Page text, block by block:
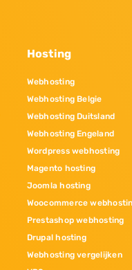
Hosting
Webhosting
Webhosting Belgie
Webhosting Duitsland
Webhosting Engeland
Wordpress webhosting
Magento hosting
Joomla hosting
Woocommerce
Prestashop webhosting
Drupal hosting
Webhosting vergelijken